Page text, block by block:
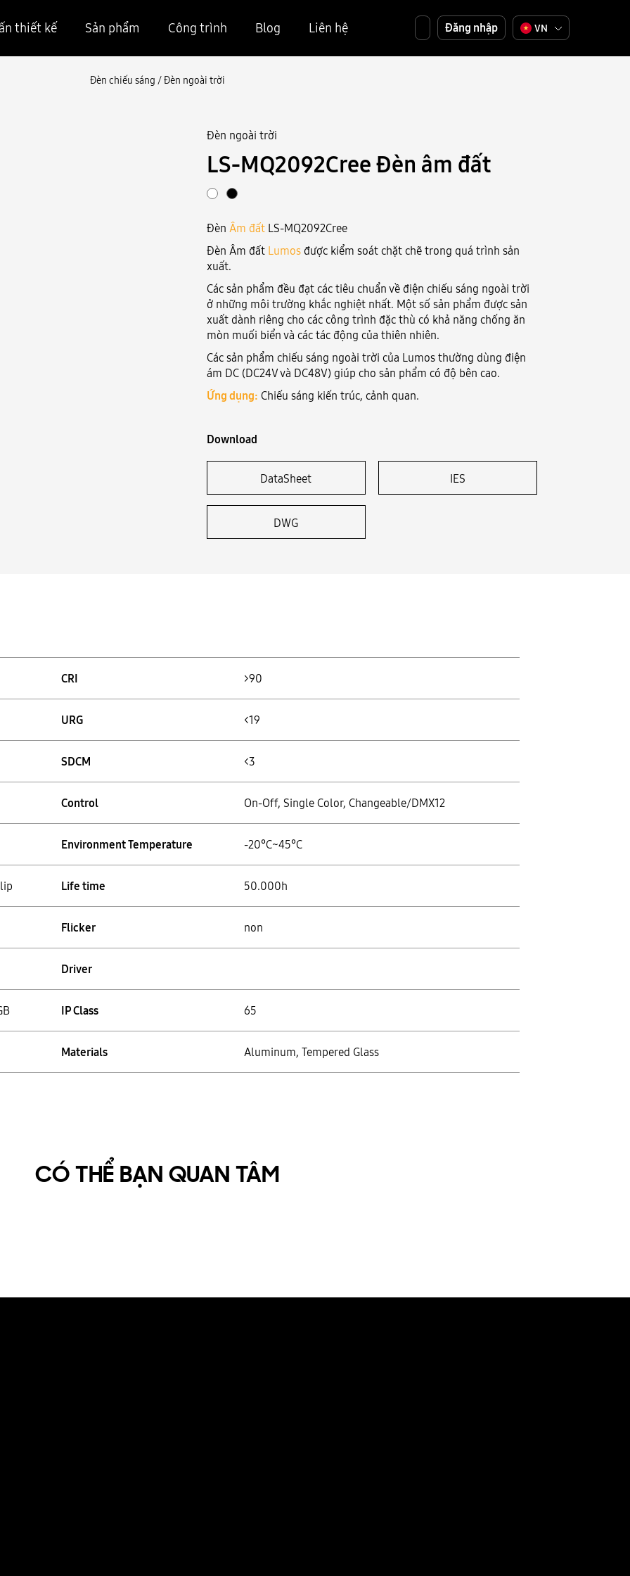
thiết kế Sản phẩm Công trình Blog Liên hệ Đăng nhập VN
Đèn chiếu sáng /Đèn ngoài trời
Đèn ngoài trời
LS-MQ2092Cree Đèn âm đất
Đèn Âm đất LS-MQ2092Cree
Đèn Âm đất Lumos được kiểm soát chặt chẽ trong quá trình sản
xuất.
Các sản phẩm đều đạt các tiêu chuẩn về điện chiếu sáng ngoài trời
ở những môi trường khắc nghiệt nhất. Một số sản phẩm được sản
xuất dành riêng cho các công trình đặc thù có khả năng chống ăn
mòn muối biển và các tác động của thiên nhiên.
Các sản phẩm chiếu sáng ngoài trời của Lumos thường dùng điện
ám DC (DC24V và DC48V) giúp cho sản phẩm có độ bên cao.
Ứng dụng: Chiếu sáng kiến trúc, cảnh quan.
Download
DataSheet IES
DWG
CRI >90
URG <19
SDCM <3
Control On-Off, Single Color, Changeable/DMX12
Environment Temperature -20°C~45°C
Life time 50.000h
Flicker non
Driver
IP Class 65
Materials Aluminum, Tempered Glass
CÓ THỂ BẠN QUAN TÂM